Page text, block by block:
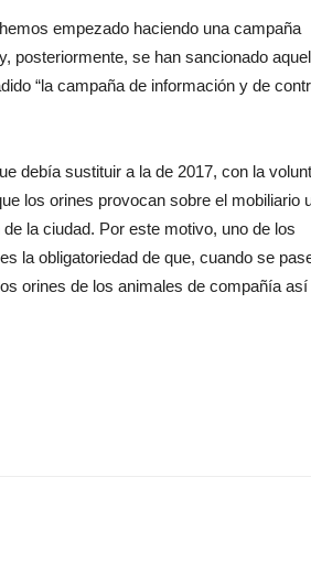
empezado haciendo una campaña
posteriormente, se han sancionado
“la campaña de información y de
debía sustituir a la de 2017, con la
los orines provocan sobre el mobiliario
la ciudad. Por este motivo, uno de los
la obligatoriedad de que, cuando se
orines de los animales de compañía